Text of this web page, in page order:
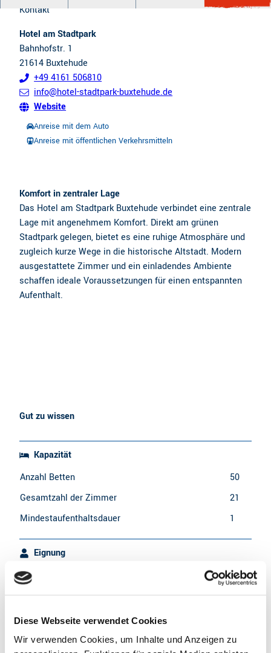
Diese Webseite verwendet Cookies
Wir verwenden Cookies, um Inhalte und Anzeigen zu
Komfort in zentraler Lage
Das Hotel am Stadtpark Buxtehude verbindet eine zentrale
Lage mit angenehmem Komfort. Direkt am grünen
Stadtpark gelegen, bietet es eine ruhige Atmosphäre und
zugleich kurze Wege in die historische Altstadt. Modern
ausgestattete Zimmer und ein einladendes Ambiente
schaffen ideale Voraussetzungen für einen entspannten
Aufenthalt.
Gut zu wissen
Kapazität
Anzahl Betten
50
Gesamtzahl der Zimmer
21
Mindestaufenthaltsdauer
1
Eignung
für jedes Wetter
für Gruppen
Kontakt
Hotel am Stadtpark
Bahnhofstr. 1
21614 Buxtehude
+49 4161 506810
info@hotel-stadtpark-buxtehude.de
Website
Anreise mit dem Auto
Anreise mit öffentlichen Verkehrsmitteln